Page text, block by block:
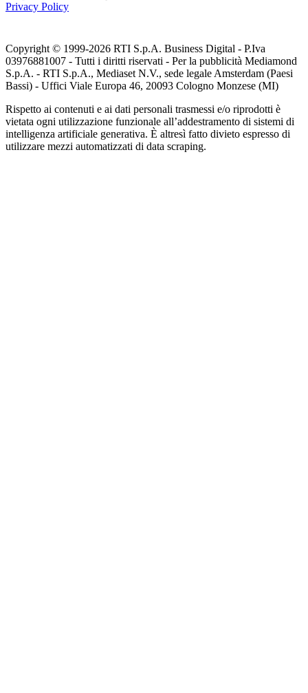
Privacy Policy
Copyright © 1999-2026 RTI S.p.A. Business Digital - P.Iva
03976881007 - Tutti i diritti riservati - Per la pubblicità Mediamond
S.p.A. - RTI S.p.A., Mediaset N.V., sede legale Amsterdam (Paesi
Bassi) - Uffici Viale Europa 46, 20093 Cologno Monzese (MI)
Rispetto ai contenuti e ai dati personali trasmessi e/o riprodotti è
vietata ogni utilizzazione funzionale all’addestramento di sistemi di
intelligenza artificiale generativa. È altresì fatto divieto espresso di
utilizzare mezzi automatizzati di data scraping.